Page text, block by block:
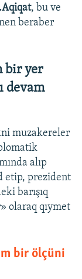
, bu ve
beraber
bir yer
devam
muzakereler
alıp
etip, prezident
barışıq
olaraq qıymet
bir ölçüni